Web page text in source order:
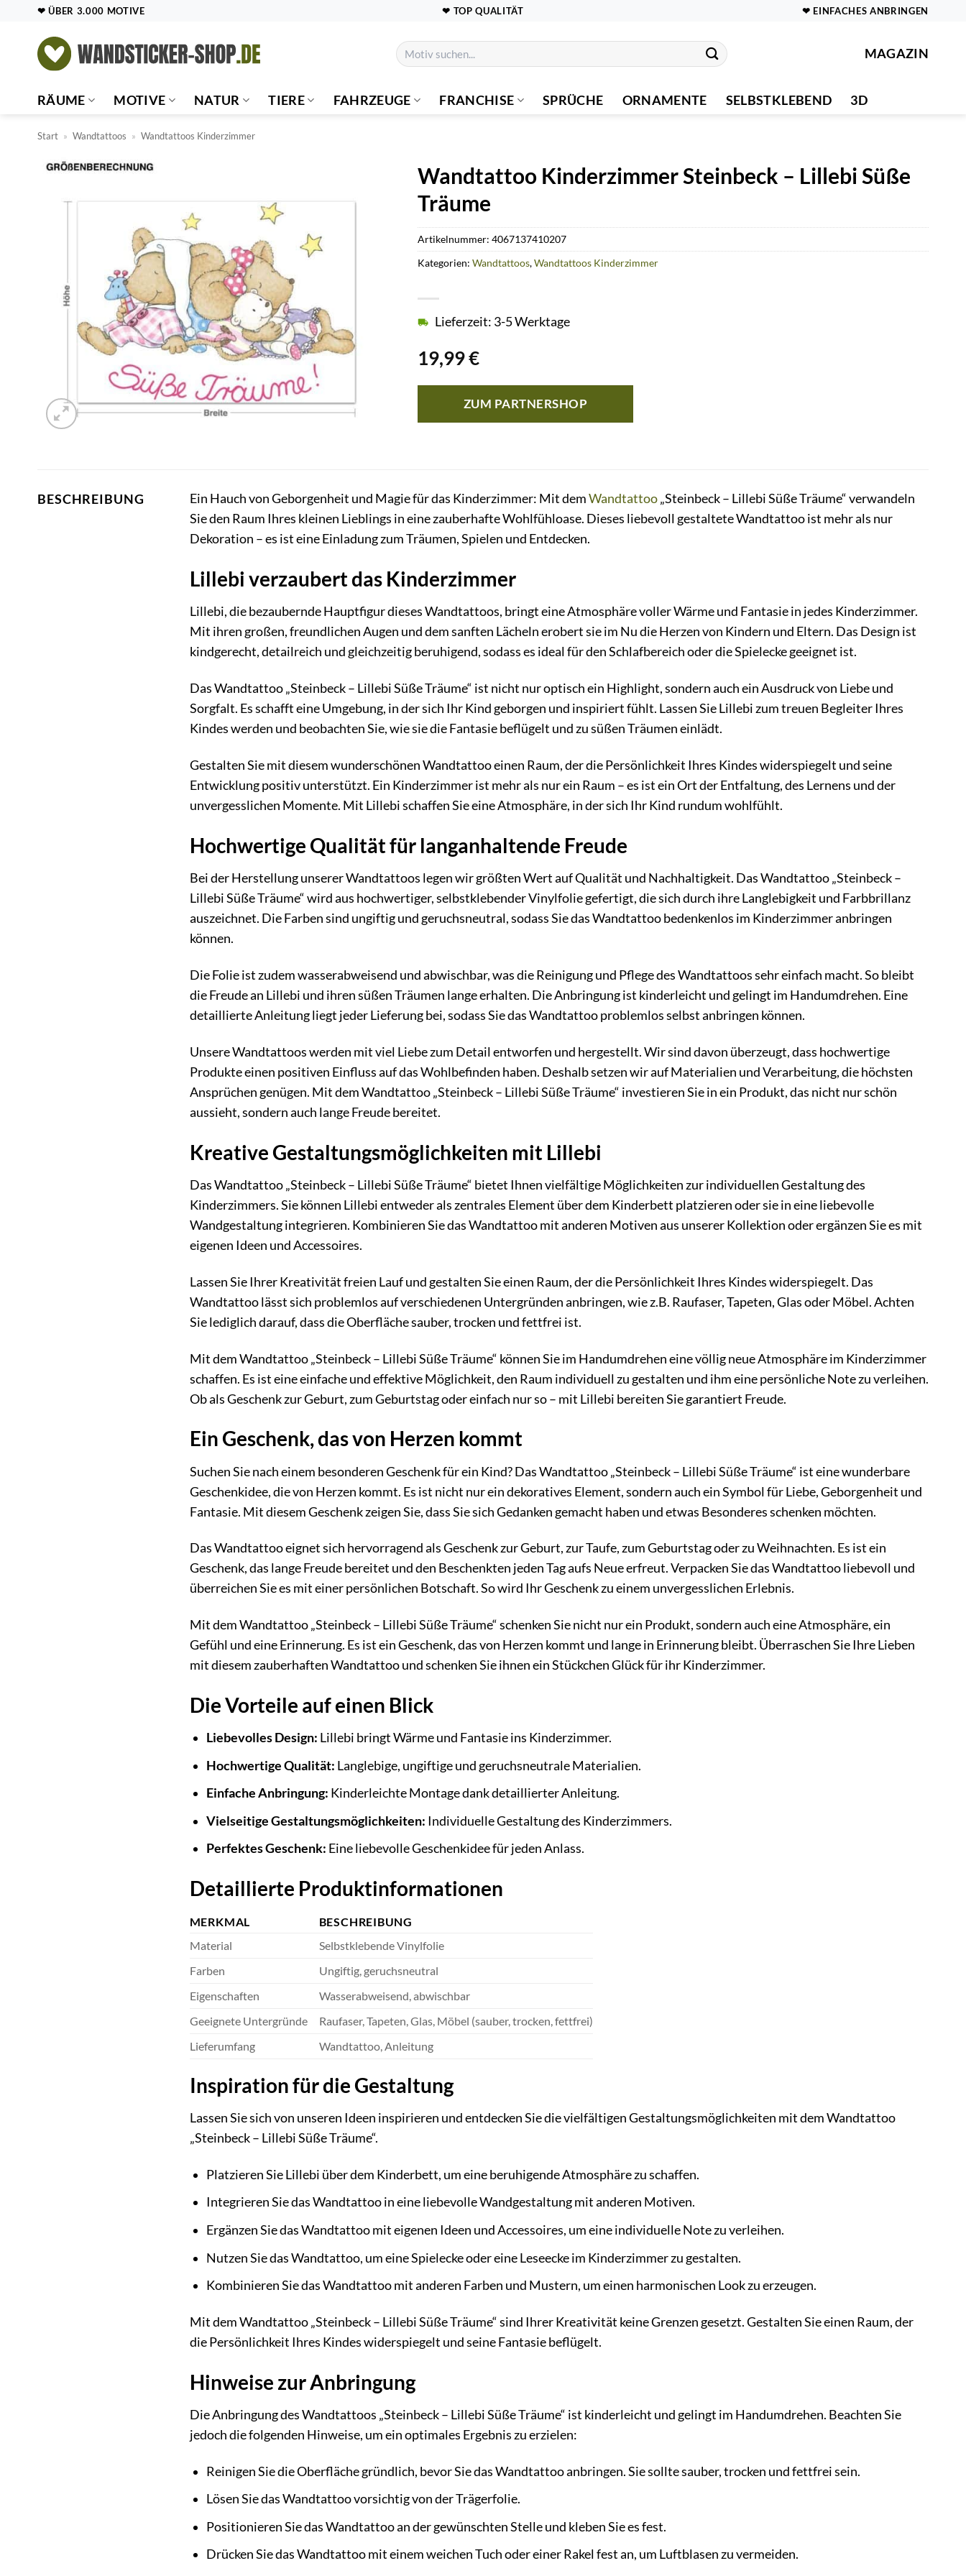
springen
❤ ÜBER 3.000 MOTIVE ❤ TOP QUALITÄT ❤ EINFACHES ANBRINGEN
Suchen
nach:
MAGAZIN
RÄUME MOTIVE NATUR TIERE FAHRZEUGE FRANCHISE SPRÜCHE ORNAMENTE SELBSTKLEBEND 3D
Start » Wandtattoos » Wandtattoos Kinderzimmer
Wandtattoo Kinderzimmer Steinbeck – Lillebi Süße
Träume
19,99€
Lieferzeit: 3-5 Werktage
ZUM PARTNERSHOP
Artikelnummer:4067137410207
Kategorien:Wandtattoos,Wandtattoos Kinderzimmer
BESCHREIBUNG Ein Hauch von Geborgenheit und Magie für das Kinderzimmer: Mit demWandtattoo„Steinbeck – Lillebi Süße Träume“ verwandeln
Sie den Raum Ihres kleinen Lieblings in eine zauberhafte Wohlfühloase. Dieses liebevoll gestaltete Wandtattoo ist mehr als nur
Dekoration – es ist eine Einladung zum Träumen, Spielen und Entdecken.
Lillebi verzaubert das Kinderzimmer
Lillebi, die bezaubernde Hauptfigur dieses Wandtattoos, bringt eine Atmosphäre voller Wärme und Fantasie in jedes Kinderzimmer.
Mit ihren großen, freundlichen Augen und dem sanften Lächeln erobert sie im Nu die Herzen von Kindern und Eltern. Das Design ist
kindgerecht, detailreich und gleichzeitig beruhigend, sodass es ideal für den Schlafbereich oder die Spielecke geeignet ist.
Das Wandtattoo „Steinbeck – Lillebi Süße Träume“ ist nicht nur optisch ein Highlight, sondern auch ein Ausdruck von Liebe und
Sorgfalt. Es schafft eine Umgebung, in der sich Ihr Kind geborgen und inspiriert fühlt. Lassen Sie Lillebi zum treuen Begleiter Ihres
Kindes werden und beobachten Sie, wie sie die Fantasie beflügelt und zu süßen Träumen einlädt.
Gestalten Sie mit diesem wunderschönen Wandtattoo einen Raum, der die Persönlichkeit Ihres Kindes widerspiegelt und seine
Entwicklung positiv unterstützt. Ein Kinderzimmer ist mehr als nur ein Raum – es ist ein Ort der Entfaltung, des Lernens und der
unvergesslichen Momente. Mit Lillebi schaffen Sie eine Atmosphäre, in der sich Ihr Kind rundum wohlfühlt.
Hochwertige Qualität für langanhaltende Freude
Bei der Herstellung unserer Wandtattoos legen wir größten Wert auf Qualität und Nachhaltigkeit. Das Wandtattoo „Steinbeck –
Lillebi Süße Träume“ wird aus hochwertiger, selbstklebender Vinylfolie gefertigt, die sich durch ihre Langlebigkeit und Farbbrillanz
auszeichnet. Die Farben sind ungiftig und geruchsneutral, sodass Sie das Wandtattoo bedenkenlos im Kinderzimmer anbringen
können.
Die Folie ist zudem wasserabweisend und abwischbar, was die Reinigung und Pflege des Wandtattoos sehr einfach macht. So bleibt
die Freude an Lillebi und ihren süßen Träumen lange erhalten. Die Anbringung ist kinderleicht und gelingt im Handumdrehen. Eine
detaillierte Anleitung liegt jeder Lieferung bei, sodass Sie das Wandtattoo problemlos selbst anbringen können.
Unsere Wandtattoos werden mit viel Liebe zum Detail entworfen und hergestellt. Wir sind davon überzeugt, dass hochwertige
Produkte einen positiven Einfluss auf das Wohlbefinden haben. Deshalb setzen wir auf Materialien und Verarbeitung, die höchsten
Ansprüchen genügen. Mit dem Wandtattoo „Steinbeck – Lillebi Süße Träume“ investieren Sie in ein Produkt, das nicht nur schön
aussieht, sondern auch lange Freude bereitet.
Kreative Gestaltungsmöglichkeiten mit Lillebi
Das Wandtattoo „Steinbeck – Lillebi Süße Träume“ bietet Ihnen vielfältige Möglichkeiten zur individuellen Gestaltung des
Kinderzimmers. Sie können Lillebi entweder als zentrales Element über dem Kinderbett platzieren oder sie in eine liebevolle
Wandgestaltung integrieren. Kombinieren Sie das Wandtattoo mit anderen Motiven aus unserer Kollektion oder ergänzen Sie es mit
eigenen Ideen und Accessoires.
Lassen Sie Ihrer Kreativität freien Lauf und gestalten Sie einen Raum, der die Persönlichkeit Ihres Kindes widerspiegelt. Das
Wandtattoo lässt sich problemlos auf verschiedenen Untergründen anbringen, wie z.B. Raufaser, Tapeten, Glas oder Möbel. Achten
Sie lediglich darauf, dass die Oberfläche sauber, trocken und fettfrei ist.
Mit dem Wandtattoo „Steinbeck – Lillebi Süße Träume“ können Sie im Handumdrehen eine völlig neue Atmosphäre im Kinderzimmer
schaffen. Es ist eine einfache und effektive Möglichkeit, den Raum individuell zu gestalten und ihm eine persönliche Note zu verleihen.
Ob als Geschenk zur Geburt, zum Geburtstag oder einfach nur so – mit Lillebi bereiten Sie garantiert Freude.
Ein Geschenk, das von Herzen kommt
Suchen Sie nach einem besonderen Geschenk für ein Kind? Das Wandtattoo „Steinbeck – Lillebi Süße Träume“ ist eine wunderbare
Geschenkidee, die von Herzen kommt. Es ist nicht nur ein dekoratives Element, sondern auch ein Symbol für Liebe, Geborgenheit und
Fantasie. Mit diesem Geschenk zeigen Sie, dass Sie sich Gedanken gemacht haben und etwas Besonderes schenken möchten.
Das Wandtattoo eignet sich hervorragend als Geschenk zur Geburt, zur Taufe, zum Geburtstag oder zu Weihnachten. Es ist ein
Geschenk, das lange Freude bereitet und den Beschenkten jeden Tag aufs Neue erfreut. Verpacken Sie das Wandtattoo liebevoll und
überreichen Sie es mit einer persönlichen Botschaft. So wird Ihr Geschenk zu einem unvergesslichen Erlebnis.
Mit dem Wandtattoo „Steinbeck – Lillebi Süße Träume“ schenken Sie nicht nur ein Produkt, sondern auch eine Atmosphäre, ein
Gefühl und eine Erinnerung. Es ist ein Geschenk, das von Herzen kommt und lange in Erinnerung bleibt. Überraschen Sie Ihre Lieben
mit diesem zauberhaften Wandtattoo und schenken Sie ihnen ein Stückchen Glück für ihr Kinderzimmer.
Die Vorteile auf einen Blick
Liebevolles Design: Lillebi bringt Wärme und Fantasie ins Kinderzimmer.
Hochwertige Qualität: Langlebige, ungiftige und geruchsneutrale Materialien.
Einfache Anbringung: Kinderleichte Montage dank detaillierter Anleitung.
Vielseitige Gestaltungsmöglichkeiten: Individuelle Gestaltung des Kinderzimmers.
Perfektes Geschenk: Eine liebevolle Geschenkidee für jeden Anlass.
Detaillierte Produktinformationen
MERKMAL
BESCHREIBUNG
Material
Selbstklebende Vinylfolie
Farben
Ungiftig, geruchsneutral
Eigenschaften
Wasserabweisend, abwischbar
Geeignete Untergründe
Raufaser, Tapeten, Glas, Möbel (sauber, trocken, fettfrei)
Lieferumfang
Wandtattoo, Anleitung
Inspiration für die Gestaltung
Lassen Sie sich von unseren Ideen inspirieren und entdecken Sie die vielfältigen Gestaltungsmöglichkeiten mit dem Wandtattoo
„Steinbeck – Lillebi Süße Träume“.
Platzieren Sie Lillebi über dem Kinderbett, um eine beruhigende Atmosphäre zu schaffen.
Integrieren Sie das Wandtattoo in eine liebevolle Wandgestaltung mit anderen Motiven.
Ergänzen Sie das Wandtattoo mit eigenen Ideen und Accessoires, um eine individuelle Note zu verleihen.
Nutzen Sie das Wandtattoo, um eine Spielecke oder eine Leseecke im Kinderzimmer zu gestalten.
Kombinieren Sie das Wandtattoo mit anderen Farben und Mustern, um einen harmonischen Look zu erzeugen.
Mit dem Wandtattoo „Steinbeck – Lillebi Süße Träume“ sind Ihrer Kreativität keine Grenzen gesetzt. Gestalten Sie einen Raum, der
die Persönlichkeit Ihres Kindes widerspiegelt und seine Fantasie beflügelt.
Hinweise zur Anbringung
Die Anbringung des Wandtattoos „Steinbeck – Lillebi Süße Träume“ ist kinderleicht und gelingt im Handumdrehen. Beachten Sie
jedoch die folgenden Hinweise, um ein optimales Ergebnis zu erzielen:
Reinigen Sie die Oberfläche gründlich, bevor Sie das Wandtattoo anbringen. Sie sollte sauber, trocken und fettfrei sein.
Lösen Sie das Wandtattoo vorsichtig von der Trägerfolie.
Positionieren Sie das Wandtattoo an der gewünschten Stelle und kleben Sie es fest.
Drücken Sie das Wandtattoo mit einem weichen Tuch oder einer Rakel fest an, um Luftblasen zu vermeiden.